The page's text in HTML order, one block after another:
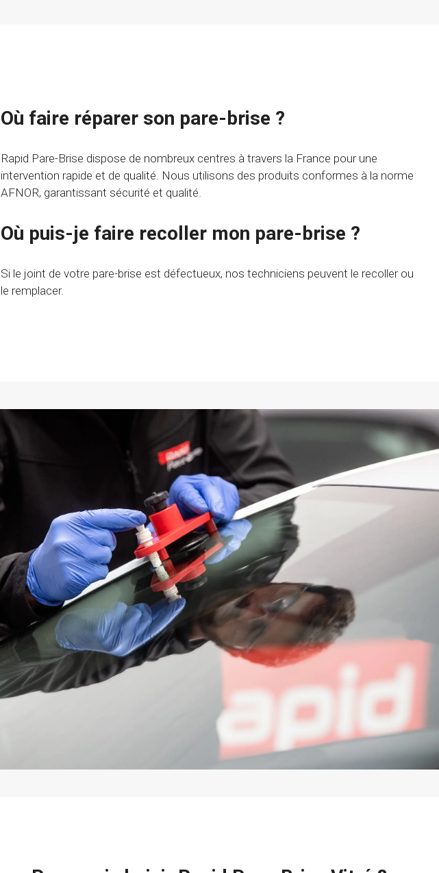
Où faire réparer son pare-brise ?
Rapid Pare-Brise dispose de nombreux centres à travers la France pour une
intervention rapide et de qualité. Nous utilisons des produits conformes à la norme
AFNOR, garantissant sécurité et qualité.
Où puis-je faire recoller mon pare-brise ?
Si le joint de votre pare-brise est défectueux, nos techniciens peuvent le recoller ou
le remplacer.